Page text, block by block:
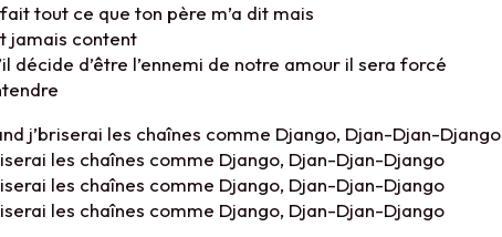
fait tout ce que ton père m’a dit mais
jamais content
décide d’être l’ennemi de notre amour il sera forcé
j’briserai les chaînes comme Django, Djan-Djan-Django
les chaînes comme Django, Djan-Djan-Django
les chaînes comme Django, Djan-Djan-Django
les chaînes comme Django, Djan-Djan-Django